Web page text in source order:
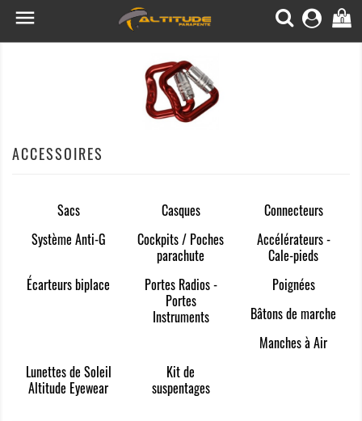
 0
ACCESSOIRES
Sacs Casques
Connecteurs
Système Anti-G
Cockpits / Poches
parachute
Accélérateurs -
Cale-pieds
Écarteurs biplace
Portes Radios -
Portes
Instruments
Poignées
Bâtons de marche
Manches à Air
Lunettes de Soleil
Altitude Eyewear
Kit de
suspentages